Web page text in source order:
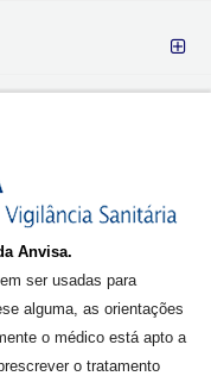
Anvisa.
ser usadas para
alguma, as orientações
o médico está apto a
o tratamento